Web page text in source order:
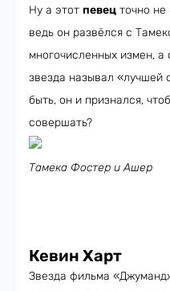
Ну а этот певец точно не
ведь он развёлся с
многочисленных измен,
звезда называл
быть, он и признался,
совершать?
Тамека Фостер и Ашер
Кевин Харт
Звезда фильма